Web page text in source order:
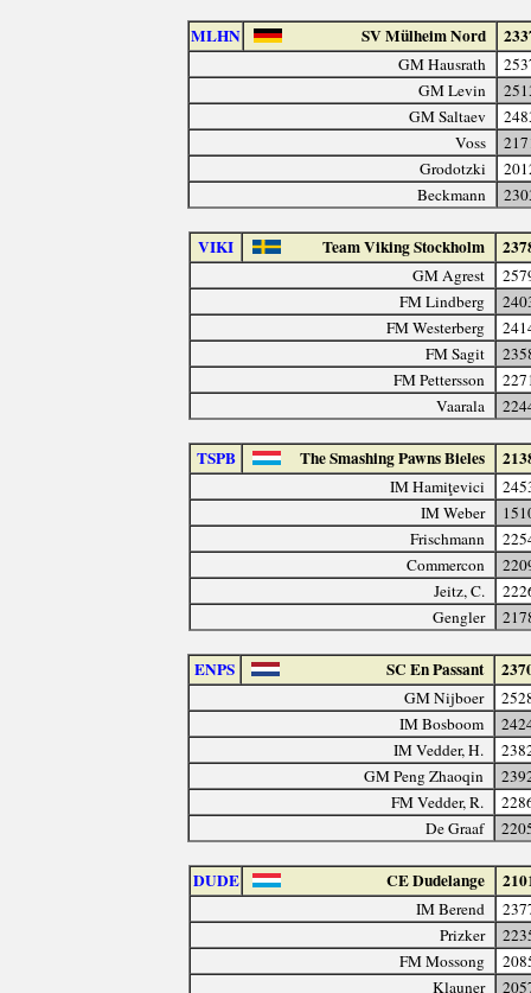
MLHN SV Mülheim Nord
GM Hausrath
GM Levin
GM Saltaev
Voss
Grodotzki
Beckmann
VIKI Team Viking Stockholm
GM Agrest
FM Lindberg
FM Westerberg
FM Sagit
FM Pettersson
Vaarala
TSPB The Smashing Pawns Bieles
IM Hamiţevici
IM Weber
Frischmann
Commercon
Jeitz, C.
Gengler
ENPS SC En Passant
GM Nijboer
IM Bosboom
IM Vedder, H.
GM Peng Zhaoqin
FM Vedder, R.
De Graaf
DUDE CE Dudelange
IM Berend
Prizker
FM Mossong
Klauner